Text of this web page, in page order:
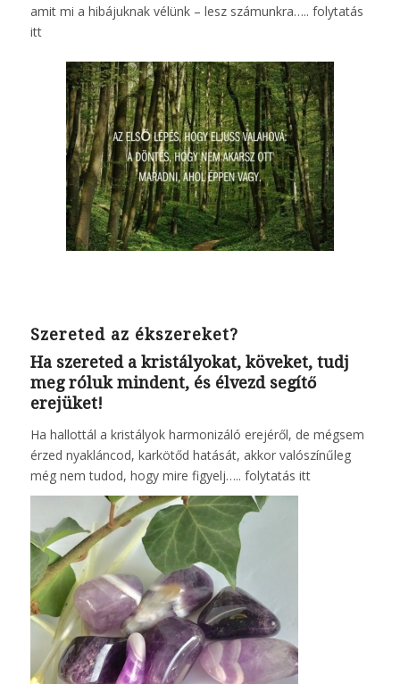
amit mi a hibájuknak vélünk – lesz számunkra….. folytatás
itt
Szereted az ékszereket?
Ha szereted a kristályokat, köveket, tudj
meg róluk mindent, és élvezd segítő
erejüket!
Ha hallottál a kristályok harmonizáló erejéről, de mégsem
érzed nyakláncod, karkötőd hatását, akkor valószínűleg
még nem tudod, hogy mire figyelj….. folytatás itt